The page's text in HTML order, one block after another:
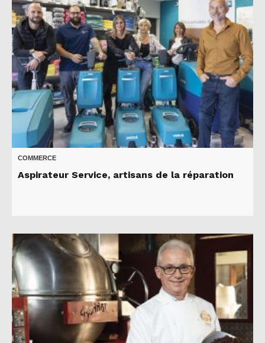
COMMERCE
Aspirateur Service, artisans de la réparation